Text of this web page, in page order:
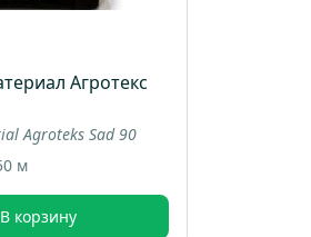
Агротекс
Agroteks Sad 90
м
В корзину